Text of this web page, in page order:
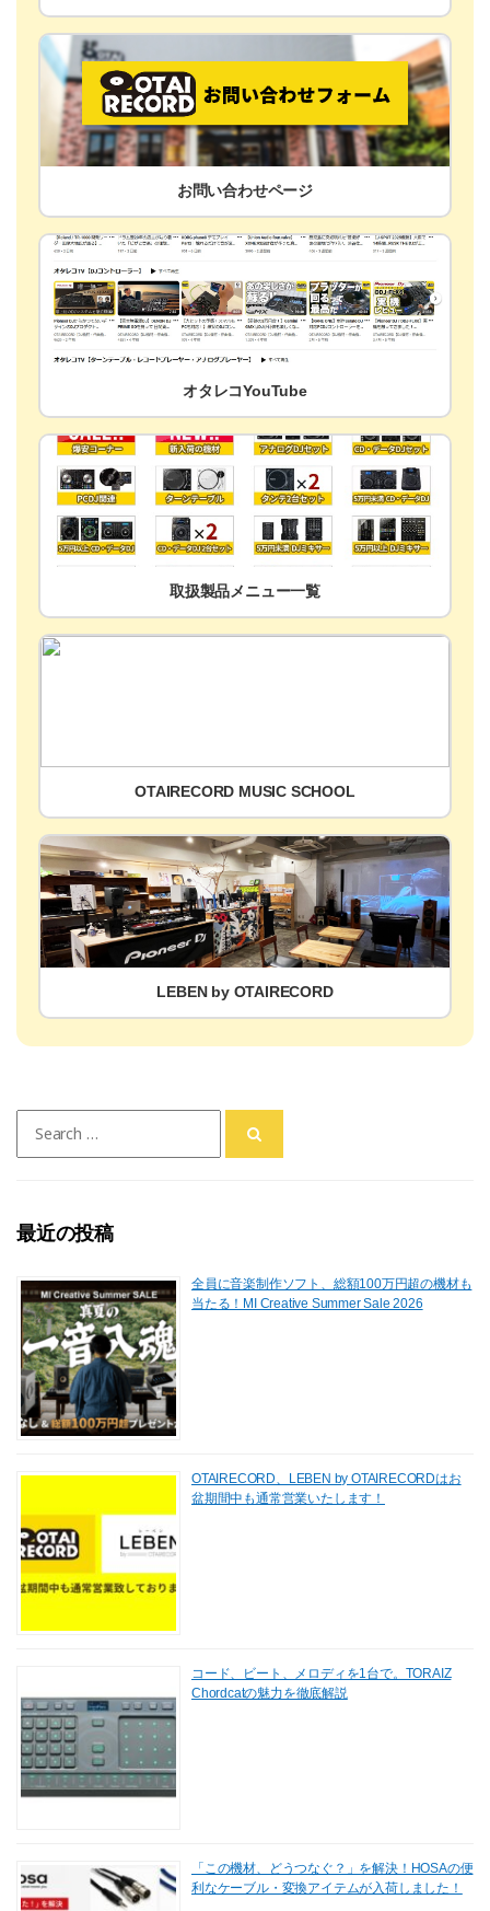
お問い合わせページ
オタレコYouTube
取扱製品メニュー一覧
OTAIRECORD MUSIC SCHOOL
LEBEN by OTAIRECORD
for:
最近の投稿
全員に音楽制作ソフト、総額100万円超の機材も
当たる！MI Creative Summer Sale 2026
OTAIRECORD、LEBEN by OTAIRECORDはお
盆期間中も通常営業いたします！
コード、ビート、メロディを1台で。TORAIZ
Chordcatの魅力を徹底解説
「この機材、どうつなぐ？」を解決！HOSAの便
利なケーブル・変換アイテムが入荷しました！